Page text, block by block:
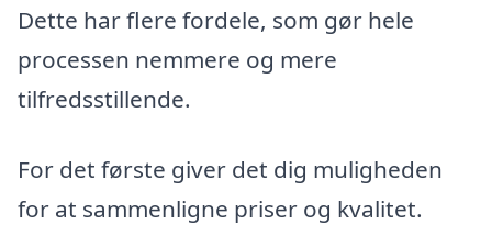
Dette har flere fordele, som gør hele
processen nemmere og mere
tilfredsstillende.
For det første giver det dig muligheden
for at sammenligne priser og kvalitet.